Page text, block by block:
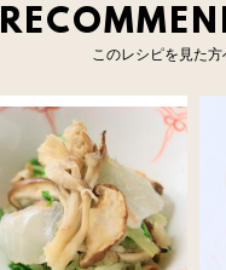
このレシピを見た